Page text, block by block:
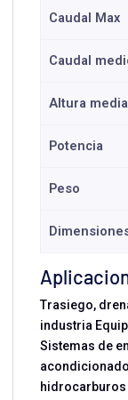
Caudal Max
Caudal
Altura media
Potencia
Peso
Trasiego,
industria
Sistemas de
hidrocarburos